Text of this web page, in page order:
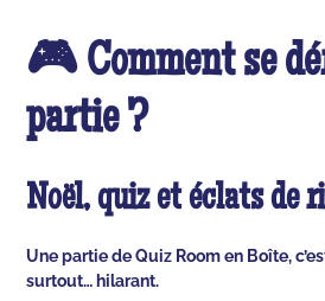
🎮 Comment se
partie ?
Noël, quiz et éclats de
Une partie de Quiz Room en Boîte,
surtout… hilarant.